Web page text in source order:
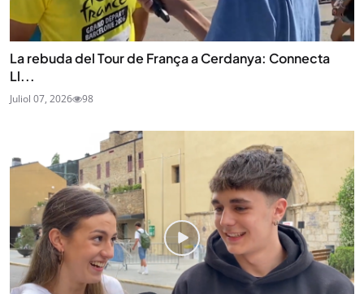
La rebuda del Tour de França a Cerdanya: Connecta
Ll...
Juliol 07, 2026 98